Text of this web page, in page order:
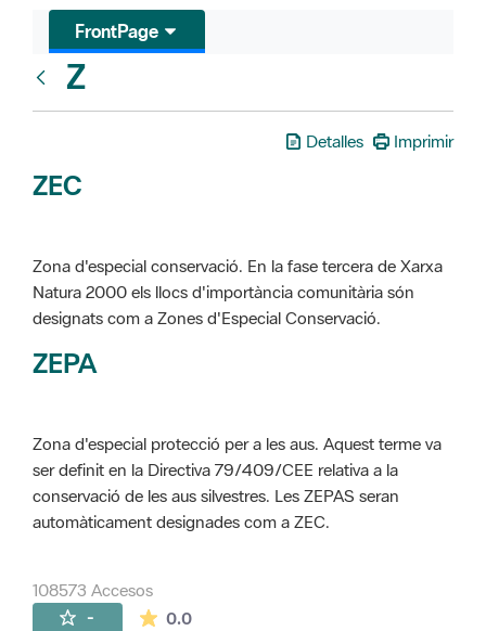
FrontPage
Z
Detalles Imprimir
ZEC
Zona d'especial conservació. En la fase tercera de Xarxa
Natura 2000 els llocs d'importància comunitària són
designats com a Zones d'Especial Conservació.
ZEPA
Zona d'especial protecció per a les aus. Aquest terme va
ser definit en la Directiva 79/409/CEE relativa a la
conservació de les aus silvestres. Les ZEPAS seran
automàticament designades com a ZEC.
108573 Accesos
- 0.0La valoración media es de 0 estrellas de